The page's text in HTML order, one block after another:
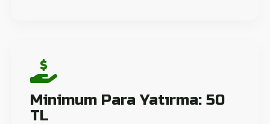
Minimum Para Yatırma: 50
TL